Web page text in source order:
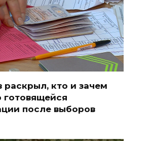
раскрыл, кто и зачем
готовящейся
после выборов